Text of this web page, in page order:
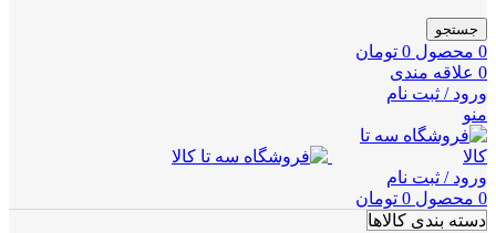
جستجو
0 محصول 0 تومان
0 علاقه مندی
ورود / ثبت نام
منو
ورود / ثبت نام
0 محصول 0 تومان
دسته بندی کالاها